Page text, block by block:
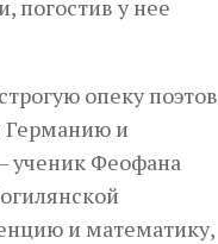
погостив у нее
опеку поэтов
Германию и
ученик Феофана
и математику,